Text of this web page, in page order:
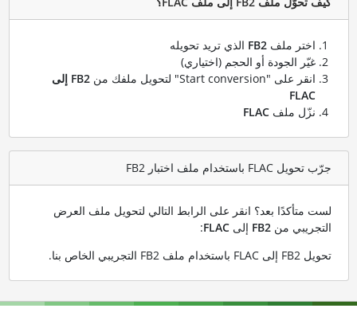
اختر ملف FB2الذي تريد تحويله
غيّر الجودة أو الحجم (اختياري)
انقر على "Start conversion" لتحويل ملفك من
FB2 إلى
FLAC
نزّل ملف FLAC
جرّب تحويل FLAC باستخدام ملف اختبار FB2
لست متأكدًا بعد؟ انقر على الرابط التالي لتحويل ملف العرض
التجريبي من FB2إلى FLAC
:
تحويل FB2 إلى FLAC باستخدام ملف FB2 التجريبي الخاص بنا
.